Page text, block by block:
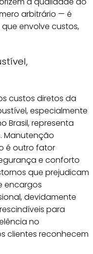
arbitrário — é
envolve custos,
custos diretos da
especialmente
Brasil, representa
Manutenção
é outro fator
e conforto
que prejudicam
encargos
devidamente
para
no
clientes reconhecem